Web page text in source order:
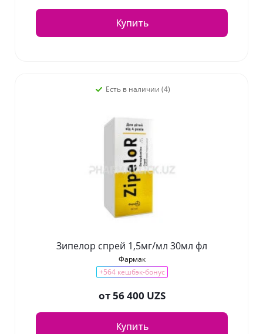
Купить
Есть в наличии (4)
Зипелор спрей 1,5мг/мл 30мл фл
Фармак
+564 кешбэк-бонус
от56 400 UZS
Купить